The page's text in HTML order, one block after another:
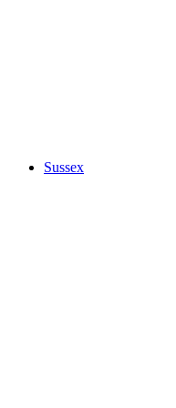
Sussex